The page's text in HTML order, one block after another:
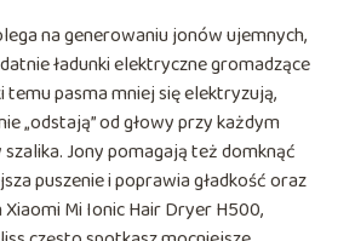
na generowaniu jonów ujemnych,
ładunki elektryczne gromadzące
temu pasma mniej się elektryzują,
„odstają” od głowy przy każdym
Jony pomagają też domknąć
puszenie i poprawia gładkość oraz
Xiaomi Mi Ionic Hair Dryer H500,